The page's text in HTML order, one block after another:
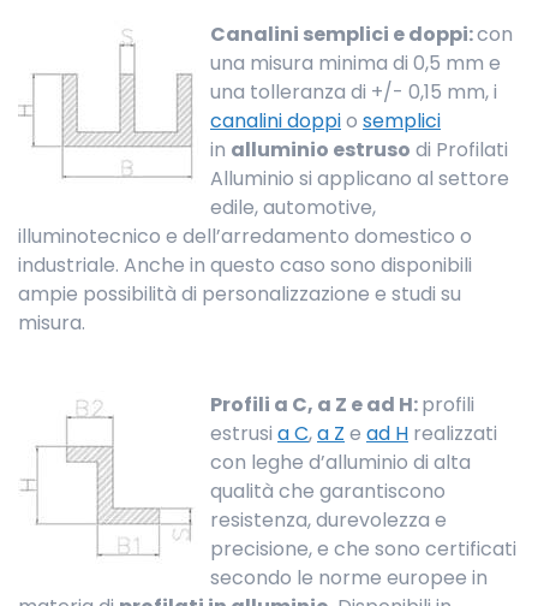
Canalini semplici e doppi:con
una misura minima di 0,5 mm e
una tolleranza di +/- 0,15 mm, i
canalini doppio semplici
in alluminio estruso di Profilati
Alluminio si applicano al settore
edile, automotive,
illuminotecnico e dell’arredamento domestico o
industriale. Anche in questo caso sono disponibili
ampie possibilità di personalizzazione e studi su
misura.
Profili a C, a Z e ad H:profili
estrusi a C,a Z e ad H realizzati
con leghe d’alluminio di alta
qualità che garantiscono
resistenza, durevolezza e
precisione, e che sono certificati
secondo le norme europee in